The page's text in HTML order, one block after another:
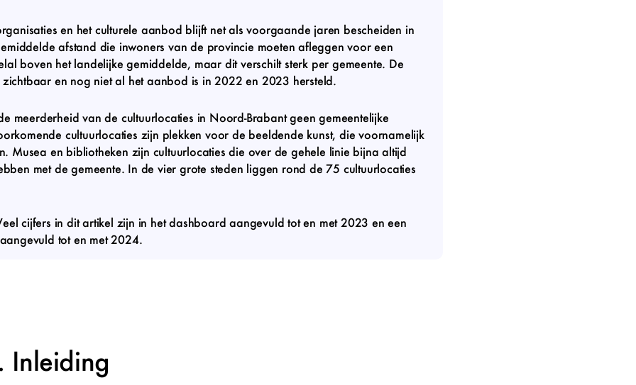
en het culturele aanbod blijft net als voorgaande jaren bescheiden in
afstand die inwoners van de provincie moeten afleggen voor een
boven het landelijke gemiddelde, maar dit verschilt sterk per gemeente. De
en nog niet al het aanbod is in 2022 en 2023 hersteld.
meerderheid van de cultuurlocaties in Noord-Brabant geen gemeentelijke
cultuurlocaties zijn plekken voor de beeldende kunst, die voornamelijk
Musea en bibliotheken zijn cultuurlocaties die over de gehele linie bijna altijd
met de gemeente. In de vier grote steden liggen rond de 75 cultuurlocaties
cijfers in dit artikel zijn in het dashboard aangevuld tot en met 2023 en een
tot en met 2024.
Inleiding